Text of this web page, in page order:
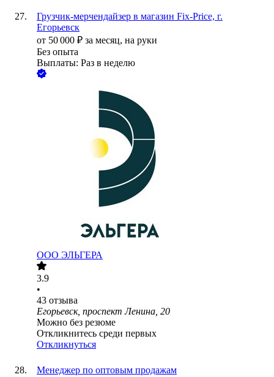
Грузчик-мерчендайзер в магазин Fix-Price, г.
Егорьевск
от 50 000 ₽ за месяц, на руки
Без опыта
Выплаты: Раз в неделю
ООО ЭЛЬГЕРА
3.9
•
43 отзыва
Егорьевск, проспект Ленина, 20
Можно без резюме
Откликнитесь среди первых
Откликнуться
Менеджер по оптовым продажам